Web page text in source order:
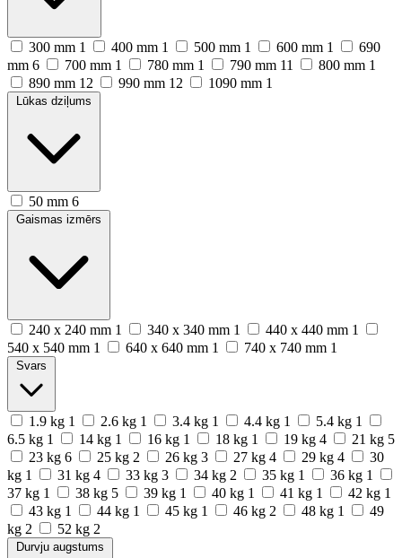
300 mm 1 400 mm 1 500 mm 1 600 mm 1
690
mm 6 700 mm 1 780 mm 1 790 mm 11 800 mm 1
890 mm 12 990 mm 12 1090 mm 1
Lūkas dziļums
50 mm 6
Gaismas izmērs
240 x 240 mm 1 340 x 340 mm 1 440 x 440 mm 1
540 x 540 mm 1 640 x 640 mm 1 740 x 740 mm 1
Svars
1.9 kg 1 2.6 kg 1 3.4 kg 1 4.4 kg 1 5.4 kg 1
6.5 kg 1 14 kg 1 16 kg 1 18 kg 1 19 kg 4 21 kg 5
23 kg 6 25 kg 2 26 kg 3 27 kg 4 29 kg 4
30
kg 1 31 kg 4 33 kg 3 34 kg 2 35 kg 1 36 kg 1
37 kg 1 38 kg 5 39 kg 1 40 kg 1 41 kg 1 42 kg 1
43 kg 1 44 kg 1 45 kg 1 46 kg 2 48 kg 1
49
kg 2 52 kg 2
Durvju augstums